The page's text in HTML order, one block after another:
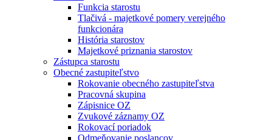
Funkcia starostu
Tlačivá - majetkové pomery verejného
funkcionára
História starostov
Majetkové priznania starostov
Zástupca starostu
Obecné zastupiteľstvo
Rokovanie obecného zastupiteľstva
Pracovná skupina
Zápisnice OZ
Zvukové záznamy OZ
Rokovací poriadok
Odmeňovanie poslancov